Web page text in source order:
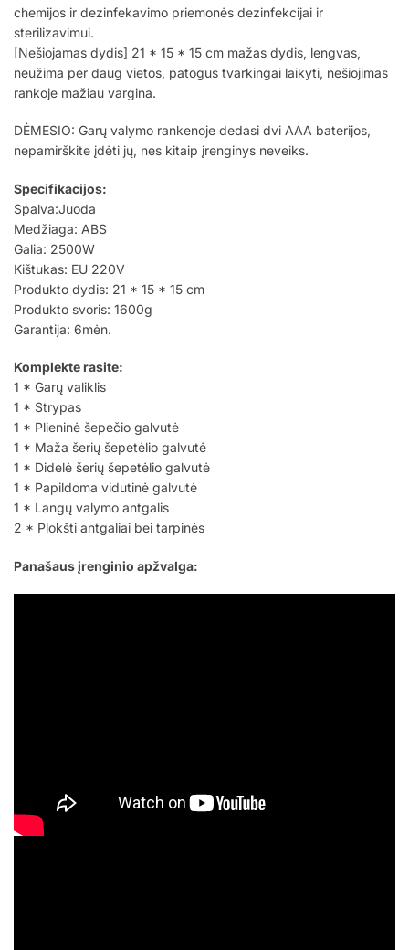
chemijos ir dezinfekavimo priemonės dezinfekcijai ir
sterilizavimui.
[Nešiojamas dydis] 21 * 15 * 15 cm mažas dydis, lengvas,
neužima per daug vietos, patogus tvarkingai laikyti, nešiojimas
rankoje mažiau vargina.
DĖMESIO: Garų valymo rankenoje dedasi dvi AAA baterijos,
nepamirškite įdėti jų, nes kitaip įrenginys neveiks.
Specifikacijos:
Spalva:Juoda
Medžiaga: ABS
Galia: 2500W
Kištukas: EU 220V
Produkto dydis: 21 * 15 * 15 cm
Produkto svoris: 1600g
Garantija: 6mėn.
Komplekte rasite:
1 * Garų valiklis
1 * Strypas
1 * Plieninė šepečio galvutė
1 * Maža šerių šepetėlio galvutė
1 * Didelė šerių šepetėlio galvutė
1 * Papildoma vidutinė galvutė
1 * Langų valymo antgalis
2 * Plokšti antgaliai bei tarpinės
Panašaus įrenginio apžvalga: